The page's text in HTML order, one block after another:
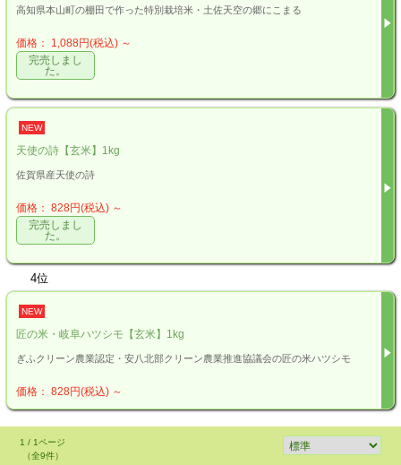
高知県本山町の棚田で作った特別栽培米・土佐天空の郷にこまる
価格： 1,088円(税込) ～
完売しまし
た。
NEW
天使の詩【玄米】1kg
佐賀県産天使の詩
価格： 828円(税込) ～
完売しまし
た。
4位
NEW
匠の米・岐阜ハツシモ【玄米】1kg
ぎふクリーン農業認定・安八北部クリーン農業推進協議会の匠の米ハツシモ
価格： 828円(税込) ～
1 / 1ページ
（全9件）